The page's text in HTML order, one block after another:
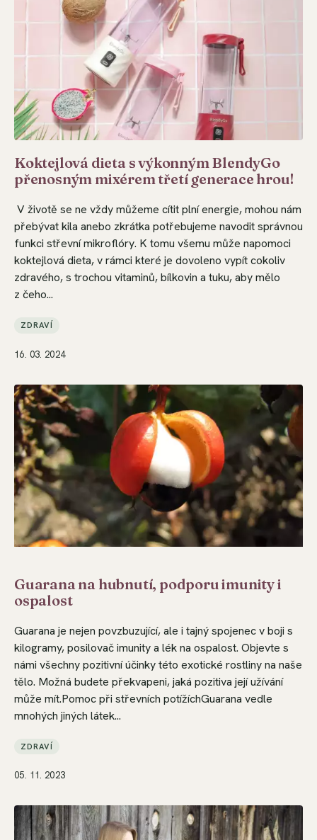
Koktejlová dieta s výkonným BlendyGo
přenosným mixérem třetí generace hrou!
V životě se ne vždy můžeme cítit plní energie, mohou nám
přebývat kila anebo zkrátka potřebujeme navodit správnou
funkci střevní mikroflóry. K tomu všemu může napomoci
koktejlová dieta, v rámci které je dovoleno vypít cokoliv
zdravého, s trochou vitaminů, bílkovin a tuku, aby mělo
z čeho...
ZDRAVÍ
16. 03. 2024
Guarana na hubnutí, podporu imunity i
ospalost
Guarana je nejen povzbuzující, ale i tajný spojenec v boji s
kilogramy, posilovač imunity a lék na ospalost. Objevte s
námi všechny pozitivní účinky této exotické rostliny na naše
tělo. Možná budete překvapeni, jaká pozitiva její užívání
může mít.Pomoc při střevních potížíchGuarana vedle
mnohých jiných látek...
ZDRAVÍ
05. 11. 2023